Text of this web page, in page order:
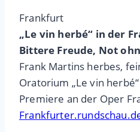
Frankfurt
„Le vin herbé“ in der
Bittere Freude, Not
Frank Martins herbes,
Oratorium „Le vin
Premiere an der Oper